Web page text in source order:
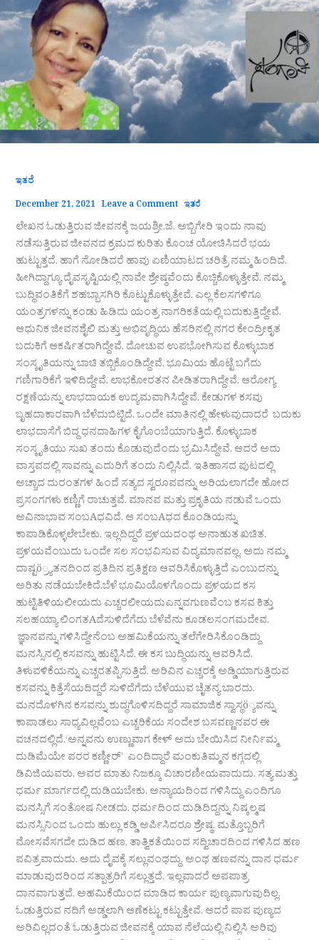
ಇತರೆ
December 21, 2021 Leave a Comment ಇತರೆ
ಲೇಖನ ಓಡುತ್ತಿರುವ ಜೀವನಕ್ಕೆ ಜಯಶ್ರೀ.ಜೆ. ಅಬ್ಬಿಗೇರಿ ಇಂದು ನಾವು
ನಡೆಸುತ್ತಿರುವ ಜೀವನದ ಕ್ರಮದ ಕುರಿತು ಕೊಂಚ ಯೋಚಿಸಿದರೆ ಭಯ
ಹುಟ್ಟುತ್ತದೆ. ಹಾಗೆ ನೋಡಿದರೆ ಹಾವು ಏಣಿಯಾಟದ ಚರಿತ್ರೆ ನಮ್ಮ ಹಿಂದಿದೆ.
ಹೀಗಿದ್ದಾಗ್ಯೂ ದೈವಸೃಷ್ಟಿಯಲ್ಲಿ ನಾವೇ ಶ್ರೇಷ್ಠವೆಂದು ಕೊಚ್ಚಿಕೊಳ್ಳುತ್ತೇವೆ. ನಮ್ಮ
ಬುದ್ಧಿವಂತಿಕೆಗೆ ಶಹಬ್ಬಾಸಗಿರಿ ಕೊಟ್ಟುಕೊಳ್ಳುತ್ತೇವೆ. ಎಲ್ಲ ಕೆಲಸಗಳಿಗೂ
ಯಂತ್ರಗಳನ್ನು ಕಂಡು ಹಿಡಿದು ಯಂತ್ರ ನಾಗರಿಕತೆಯಲ್ಲಿ ಬದುಕುತ್ತಿದ್ದೇವೆ.
ಆಧುನಿಕ ಜೀವನಶೈಲಿ ಮತ್ತು ಅಭಿವೃದ್ಧಿಯ ಹೆಸರಿನಲ್ಲಿ ನಗರ ಕೇಂದ್ರೀಕೃತ
ಬದುಕಿಗೆ ಆಕರ್ಷಿತರಾಗಿದ್ದೇವೆ. ದೋಚುವ ಉಪಭೋಗಿಸುವ ಕೊಳ್ಳುಬಾಕ
ಸಂಸ್ಕೃತಿಯನ್ನು ಬಾಚಿ ತಬ್ಬಿಕೊಂಡಿದ್ದೇವೆ. ಭೂಮಿಯ ಹೊಟ್ಟೆ ಬಗೆದು
ಗಣಿಗಾರಿಕೆಗೆ ಇಳಿದಿದ್ದೇವೆ. ಲಾಭಕೋರತನ ಪೀಡಿತರಾಗಿದ್ದೇವೆ. ಆರೋಗ್ಯ
ರಕ್ಷಣೆಯನ್ನು ಲಾಭದಾಯಕ ಉದ್ಯಮವಾಗಿಸಿದ್ದೇವೆ. ಕೇಡುಗಳ ಕಸವು
ಬೃಹದಾಕಾರವಾಗಿ ಬೆಳೆದುಬಿಟ್ಟಿದೆ. ಒಂದೇ ಮಾತಿನಲ್ಲಿ ಹೇಳುವುದಾದರೆ ಬದುಕು
ಲಾಭದಾಸೆಗೆ ಬಿದ್ದ ಧನದಾಹಿಗಳ ಕೈಗೊಂಬೆಯಾಗುತ್ತಿದೆ. ಕೊಳ್ಳುಬಾಕ
ಸಂಸ್ಕೃತಿಯು ಸುಖ ತಂದು ಕೊಡುವುದೆಂದು ಭ್ರಮಿಸಿದ್ದೇವೆ. ಆದರೆ ಅದು
ವಾಸ್ತವದಲ್ಲಿ ಸಾವನ್ನು ಎದುರಿಗೆ ತಂದು ನಿಲ್ಲಿಸಿದೆ. ಇತಿಹಾಸದ ಪುಟದಲ್ಲಿ
ಅಚ್ಚಾದ ದುರಂತಗಳ ಹಿಂದೆ ಸತ್ಯದ ಸ್ವರೂಪವನ್ನು ಅರಿಯಲಾಗದೇ ಹೋದ
ಪ್ರಸಂಗಗಳು ಕಣ್ಣಿಗೆ ರಾಚುತ್ತವೆ. ಮಾನವ ಮತ್ತು ಪ್ರಕೃತಿಯ ನಡುವೆ ಒಂದು
ಅವಿನಾಭಾವ ಸಂಬAಧವಿದೆ. ಆ ಸಂಬAಧದ ಕೊಂಡಿಯನ್ನು
ಕಾಪಾಡಿಕೊಳ್ಳಲೇಬೇಕು. ಇಲ್ಲದಿದ್ದರೆ ಪ್ರಳಯದಂಥ ಅನಾಹುತ ಖಚಿತ.
ಪ್ರಳಯವೆಂಬುದು ಒಂದೇ ಸಲ ಸಂಭವಿಸುವ ವಿದ್ಯಮಾನವಲ್ಲ. ಅದು ನಮ್ಮ
ದಾಷ್ಟö್ರ್ಯತನದಿಂದ ಪ್ರತಿದಿನ ಪ್ರತಿಕ್ಷಣ ಆವರಿಸಿಕೊಳ್ಳುತ್ತಿದೆ ಎಂಬುದನ್ನು
ಅರಿತು ನಡೆಯಬೇಕಿದೆ.ಬೆಳೆ ಭೂಮಿಯೊಳಗೊಂದು ಪ್ರಳಯದ ಕಸ
ಹುಟ್ಟಿತಿಳಿಯಲೀಯದು ಎಚ್ಚರಲೀಯದುಎನ್ನವಗುಣವೆಂಬ ಕಸವ ಕಿತ್ತು
ಸಲಹಯ್ಯಾ ಲಿಂಗತAದೆಸುಳಿದೆಗೆದು ಬೆಳೆವೆನು ಕೂಡಲಸಂಗಮದೇವ.
ಜ್ಞಾನವನ್ನು ಗಳಿಸಿದ್ದೇನೆಂಬ ಅಹಮಿಕೆಯನ್ನು ತಲೆಗೇರಿಸಿಕೊಂಡಿದ್ದು
ಮನಸ್ಸಿನಲ್ಲಿ ಕಸವನ್ನು ಹುಟ್ಟಿಸಿದೆ. ಈ ಕಸ ಬುದ್ಧಿಯನ್ನು ಆವರಿಸಿದೆ.
ತಿಳುವಳಿಕೆಯನ್ನು ಎಚ್ಚರತಪ್ಪಿಸುತ್ತಿದೆ. ಅರಿವಿನ ಎಚ್ಚರಕ್ಕೆ ಅಡ್ಡಿಯಾಗುತ್ತಿರುವ
ಕಸವನ್ನು ಕಿತ್ತೆಸೆಯದಿದ್ದರೆ ಸುಳಿದೆಗೆದು ಬೆಳೆಯುವ ಚೈತನ್ಯ ಬಾರದು.
ಮನದೊಳಗಿನ ಕಸವನ್ನು ಶುದ್ಧಗೊಳಿಸದಿದ್ದರೆ ಸಾಮಾಜಿಕ ಸ್ವಾಸ್ಥö್ಯವನ್ನು
ಕಾಪಾಡಲು ಸಾಧ್ಯವಿಲ್ಲವೆಂಬ ಎಚ್ಚರಿಕೆಯ ಸಂದೇಶ ಬಸವಣ್ಣನವರ ಈ
ವಚನದಲ್ಲಿದೆ.‘ಅನ್ನವನು ಉಣ್ಣುವಾಗ ಕೇಳ್ ಅದು ಬೇಯಿಸಿದ ನೀರ್ನಿಮ್ಮ
ದುಡಿಮೆಯೇ ಪರರ ಕಣ್ಣೀರ್’ ಎಂದಿದ್ದಾರೆ ಮಂಕುತಿಮ್ಮನ ಕಗ್ಗದಲ್ಲಿ
ಡಿವಿಜಿಯವರು. ಅವರ ಮಾತು ನಿಜಕ್ಕೂ ವಿಚಾರಣೀಯವಾದುದು. ಸತ್ಯ ಮತ್ತು
ಧರ್ಮ ಮಾರ್ಗದಲ್ಲಿ ದುಡಿಯಬೇಕು. ಅನ್ಯಾಯದಿಂದ ಗಳಿಸಿದ್ದು ಎಂದಿಗೂ
ಮನಸ್ಸಿಗೆ ಸಂತೋಷ ನೀಡದು. ಧರ್ಮದಿಂದ ದುಡಿದಿದ್ದನ್ನು ನಿಷ್ಕಲ್ಮಷ
ಮನಸ್ಸಿನಿಂದ ಒಂದು ಹುಲ್ಲು ಕಡ್ಡಿ ಅರ್ಪಿಸಿದರೂ ಶ್ರೇಷ್ಠ. ಮತ್ತೊಬ್ಬರಿಗೆ
ಮೋಸವೆಸಗದೇ ದುಡಿದ ಹಣ, ತಾತ್ವಿಕತೆಯಿಂದ ಸದ್ವಿಚಾರದಿಂದ ಗಳಿಸಿದ ಹಣ
ಪವಿತ್ರವಾದುದು. ಅದು ದೈವಕ್ಕೆ ಸಲ್ಲುವಂಥದ್ದು. ಅಂಥ ಹಣವನ್ನು ದಾನ ಧರ್ಮ
ಮಾಡುವುದರಿಂದ ಸತ್ಪಾತ್ರರಿಗೆ ಸಲ್ಲುತ್ತದೆ. ಇಲ್ಲವಾದರೆ ಅಪಪಾತ್ರ
ದಾನವಾಗುತ್ತದೆ. ಅಹಮಿಕೆಯಿಂದ ಮಾಡಿದ ಕಾರ್ಯ ಪುಣ್ಯವಾಗುವುದಿಲ್ಲ.
ಓಡುತ್ತಿರುವ ನದಿಗೆ ಅಡ್ಡಲಾಗಿ ಆಣೆಕಟ್ಟು ಕಟ್ಟುತ್ತೇವೆ. ಆದರೆ ಪಾಪ ಪುಣ್ಯದ
ಅರಿವಿಲ್ಲದಂತೆ ಓಡುತ್ತಿರುವ ಜೀವನಕ್ಕೆ ಯಾವ ನೆಲೆಯಲ್ಲಿ ನಿಲ್ಲಿಸಿ ಅರಿವು